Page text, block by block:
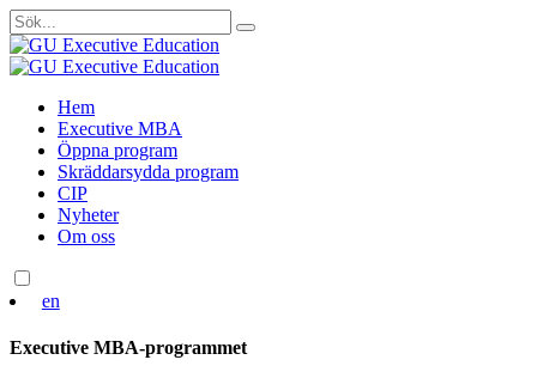
Sök
efter:
Skip
content
Hem
Executive MBA
Öppna program
Skräddarsydda program
CIP
Nyheter
Om oss
en
Executive MBA-programmet